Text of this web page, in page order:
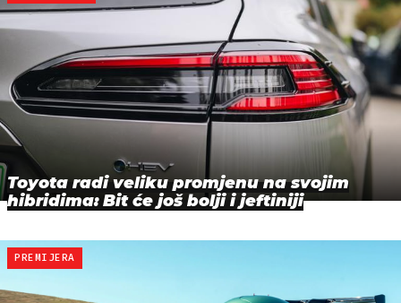
Toyota radi veliku promjenu na svojim
hibridima: Bit će još bolji i jeftiniji
PREMIJERA